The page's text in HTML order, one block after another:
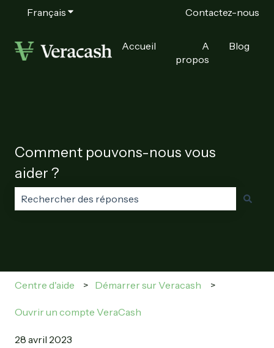
Français Afficher le sous-menu pour les traductions
Contactez-nous
Accueil
A
propos
Blog
Comment pouvons-nous vous
aider ?
Centre d'aide Démarrer sur Veracash
Ouvrir un compte VeraCash
28 avril 2023